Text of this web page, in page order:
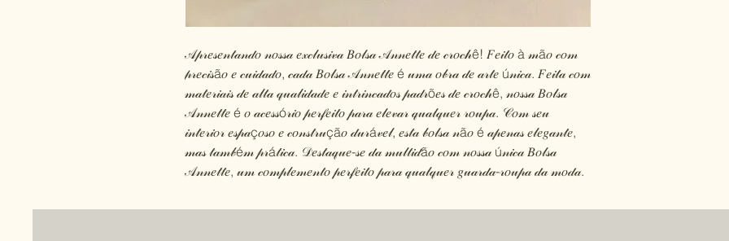
𝒜𝓅𝓇𝑒𝓈𝑒𝓃𝓉𝒶𝓃𝒹𝑜 𝓃𝑜𝓈𝓈𝒶 𝑒𝓍𝒸𝓁𝓊𝓈𝒾𝓋𝒶 𝐵𝑜𝓁𝓈𝒶 𝒜𝓃𝓃𝑒𝓉𝓉𝑒 𝒹𝑒 𝒸𝓇𝑜𝒸𝒽ê! 𝐹𝑒𝒾𝓉𝑜 à 𝓂ã𝑜 𝒸𝑜𝓂
𝓅𝓇𝑒𝒸𝒾𝓈ã𝑜 𝑒 𝒸𝓊𝒾𝒹𝒶𝒹𝑜, 𝒸𝒶𝒹𝒶 𝐵𝑜𝓁𝓈𝒶 𝒜𝓃𝓃𝑒𝓉𝓉𝑒 é 𝓊𝓂𝒶 𝑜𝒷𝓇𝒶 𝒹𝑒 𝒶𝓇𝓉𝑒 ú𝓃𝒾𝒸𝒶. 𝐹𝑒𝒾𝓉𝒶 𝒸𝑜𝓂
𝓂𝒶𝓉𝑒𝓇𝒾𝒶𝒾𝓈 𝒹𝑒 𝒶𝓁𝓉𝒶 𝓆𝓊𝒶𝓁𝒾𝒹𝒶𝒹𝑒 𝑒 𝒾𝓃𝓉𝓇𝒾𝓃𝒸𝒶𝒹𝑜𝓈 𝓅𝒶𝒹𝓇õ𝑒𝓈 𝒹𝑒 𝒸𝓇𝑜𝒸𝒽ê, 𝓃𝑜𝓈𝓈𝒶 𝐵𝑜𝓁𝓈𝒶
𝒜𝓃𝓃𝑒𝓉𝓉𝑒 é 𝑜 𝒶𝒸𝑒𝓈𝓈ó𝓇𝒾𝑜 𝓅𝑒𝓇𝒻𝑒𝒾𝓉𝑜 𝓅𝒶𝓇𝒶 𝑒𝓁𝑒𝓋𝒶𝓇 𝓆𝓊𝒶𝓁𝓆𝓊𝑒𝓇 𝓇𝑜𝓊𝓅𝒶. 𝒞𝑜𝓂 𝓈𝑒𝓊
𝒾𝓃𝓉𝑒𝓇𝒾𝑜𝓇 𝑒𝓈𝓅𝒶ç𝑜𝓈𝑜 𝑒 𝒸𝑜𝓃𝓈𝓉𝓇𝓊çã𝑜 𝒹𝓊𝓇á𝓋𝑒𝓁, 𝑒𝓈𝓉𝒶 𝒷𝑜𝓁𝓈𝒶 𝓃ã𝑜 é 𝒶𝓅𝑒𝓃𝒶𝓈 𝑒𝓁𝑒𝑔𝒶𝓃𝓉𝑒,
𝓂𝒶𝓈 𝓉𝒶𝓂𝒷é𝓂 𝓅𝓇á𝓉𝒾𝒸𝒶. 𝒟𝑒𝓈𝓉𝒶𝓆𝓊𝑒-𝓈𝑒 𝒹𝒶 𝓂𝓊𝓁𝓉𝒾𝒹ã𝑜 𝒸𝑜𝓂 𝓃𝑜𝓈𝓈𝒶 ú𝓃𝒾𝒸𝒶 𝐵𝑜𝓁𝓈𝒶
𝒜𝓃𝓃𝑒𝓉𝓉𝑒, 𝓊𝓂 𝒸𝑜𝓂𝓅𝓁𝑒𝓂𝑒𝓃𝓉𝑜 𝓅𝑒𝓇𝒻𝑒𝒾𝓉𝑜 𝓅𝒶𝓇𝒶 𝓆𝓊𝒶𝓁𝓆𝓊𝑒𝓇 𝑔𝓊𝒶𝓇𝒹𝒶-𝓇𝑜𝓊𝓅𝒶 𝒹𝒶 𝓂𝑜𝒹𝒶.